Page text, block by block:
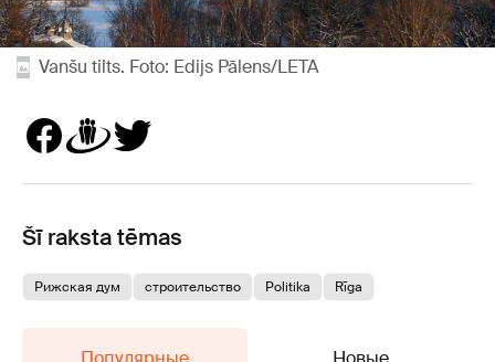
Vanšu tilts. Foto: Edijs Pālens/LETA
Šī raksta tēmas
Рижская дум строительство Politika Rīga